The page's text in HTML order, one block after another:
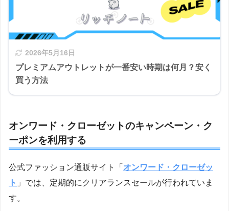
2026年5月16日
プレミアムアウトレットが一番安い時期は何月？安く
買う方法
オンワード・クローゼットのキャンペーン・ク
ーポンを利用する
公式ファッション通販サイト「 オンワード・クローゼッ
ト 」では、定期的にクリアランスセールが行われていま
す。